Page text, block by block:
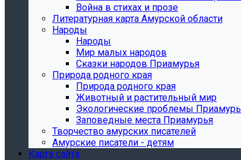
Война в стихах и прозе
Литературная карта Амурской области
Народы
Народы
Мир малых народов
Сказки народов Приамурья
Природа родного края
Природа родного края
Животный и растительный мир
Экологические проблемы
Заповедные места Приамурья
Творчество амурских писателей
Амурские писатели - детям
Карта сайта